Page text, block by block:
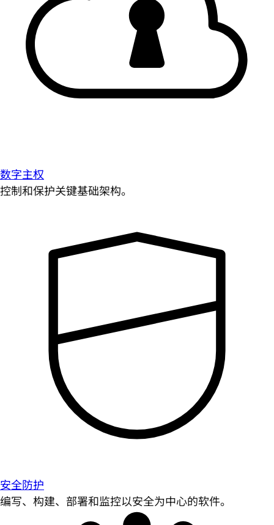
数字主权
控制和保护关键基础架构。
安全防护
编写、构建、部署和监控以安全为中心的软件。